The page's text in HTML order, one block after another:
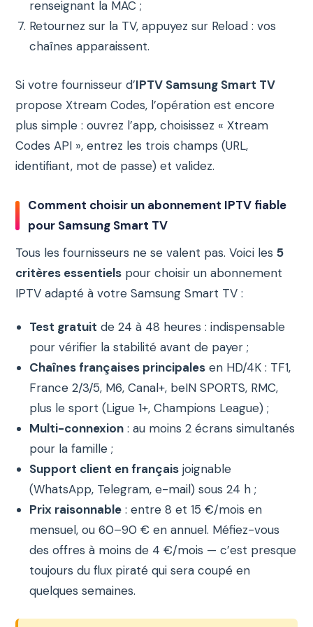
renseignant la MAC ;
Retournez sur la TV, appuyez sur Reload : vos
chaînes apparaissent.
Si votre fournisseur d’IPTV Samsung Smart TV
propose Xtream Codes, l’opération est encore
plus simple : ouvrez l’app, choisissez « Xtream
Codes API », entrez les trois champs (URL,
identifiant, mot de passe) et validez.
Comment choisir un abonnement IPTV fiable
pour Samsung Smart TV
Tous les fournisseurs ne se valent pas. Voici les5
critères essentiels pour choisir un abonnement
IPTV adapté à votre Samsung Smart TV :
Test gratuit de 24 à 48 heures : indispensable
pour vérifier la stabilité avant de payer ;
Chaînes françaises principales en HD/4K : TF1,
France 2/3/5, M6, Canal+, beIN SPORTS, RMC,
plus le sport (Ligue 1+, Champions League) ;
Multi-connexion : au moins 2 écrans simultanés
pour la famille ;
Support client en français joignable
(WhatsApp, Telegram, e-mail) sous 24 h ;
Prix raisonnable : entre 8 et 15 €/mois en
mensuel, ou 60–90 € en annuel. Méfiez-vous
des offres à moins de 4 €/mois — c’est presque
toujours du flux piraté qui sera coupé en
quelques semaines.